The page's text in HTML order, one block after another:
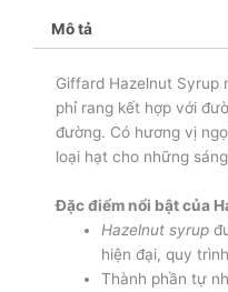
lượng
Mô tả
Giffard Hazelnut
phỉ rang kết hợp với
đường. Có hương vị
loại hạt cho những
Đặc điểm nổi bật của
Hazelnut syrup
hiện đại, quy
Thành phần tự